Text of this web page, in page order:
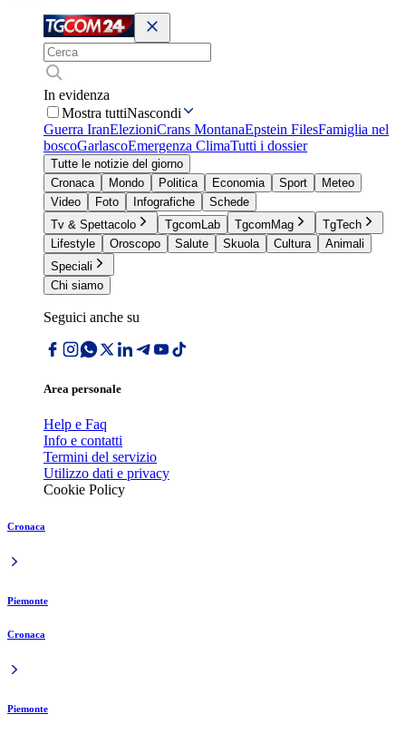
In evidenza
Mostra tuttiNascondi
Guerra IranElezioniCrans MontanaEpstein FilesFamiglia nel
boscoGarlascoEmergenza ClimaTutti i dossier
Tutte le notizie del giorno
Cronaca
Mondo Politica Economia Sport
Meteo
Video
Foto Infografiche
Schede
Tv & Spettacolo
TgcomLab TgcomMag
TgTech
Lifestyle
Oroscopo Salute Skuola Cultura
Animali
Speciali
Chi siamo
Seguici anche su
Area personale
Help e Faq
Info e contatti
Termini del servizio
Utilizzo dati e privacy
Cookie Policy
Cronaca
Piemonte
Cronaca
Piemonte